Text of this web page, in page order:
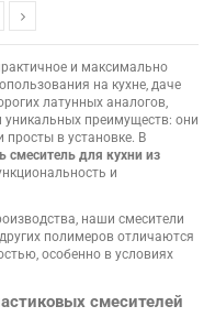
и максимально
на кухне, даче
латунных аналогов,
преимуществ: они
просты в установке. В
смеситель для кухни из
и
наши смесители
полимеров отличаются
особенно в условиях
смесителей